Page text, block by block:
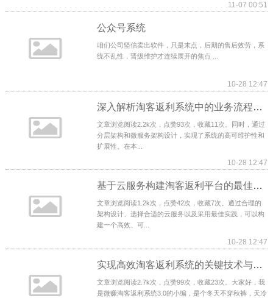
11-07 00:51
公众号系统
咱们公司坚信卖出软件，只是末点，后期的售后效劳，系
统不乱性，晋级维护才连续展开的焦点 ...
10-28 12:47
深入解析淘客返利系统中的业务流程与架构模式
文章浏览阅读2.2k次，点赞93次，收藏11次。同时，通过
分层架构和微服务架构设计，实现了系统的高可维护性和
扩展性。在本...
10-28 12:47
基于云服务构建淘客返利平台的最佳实践
文章浏览阅读1.2k次，点赞42次，收藏7次。通过合理的
架构设计、选择合适的云服务以及采用最佳实践，可以构
建一个高效、可...
10-28 12:47
实现高效淘客返利系统的关键技术与架构
文章浏览阅读2.7k次，点赞99次，收藏23次。大家好，我
是微赚淘客返利系统3.0的小编，是个冬天不穿秋裤，天冷